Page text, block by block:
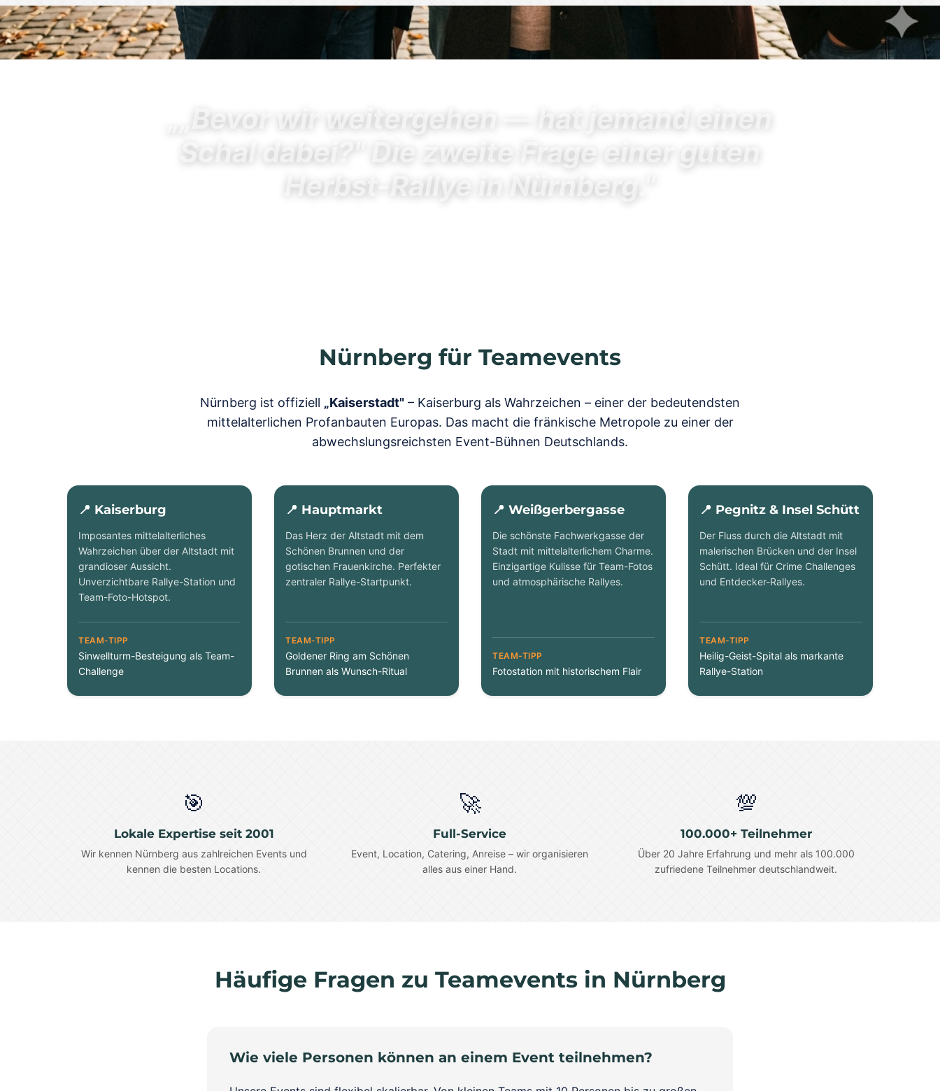
„„Bevor wir weitergehen — hat jemand einen
Schal dabei?" Die zweite Frage einer guten
Herbst-Rallye in Nürnberg."
Nürnberg für Teamevents
Nürnberg ist offiziell „Kaiserstadt" – Kaiserburg als Wahrzeichen – einer der bedeutendsten
mittelalterlichen Profanbauten Europas. Das macht die fränkische Metropole zu einer der
abwechslungsreichsten Event-Bühnen Deutschlands.
📍 Kaiserburg
Imposantes mittelalterliches
Wahrzeichen über der Altstadt mit
grandioser Aussicht.
Unverzichtbare Rallye-Station und
Team-Foto-Hotspot.
TEAM-TIPP
Sinwellturm-Besteigung als Team-
Challenge
📍 Hauptmarkt
Das Herz der Altstadt mit dem
Schönen Brunnen und der
gotischen Frauenkirche. Perfekter
zentraler Rallye-Startpunkt.
TEAM-TIPP
Goldener Ring am Schönen
Brunnen als Wunsch-Ritual
📍 Weißgerbergasse
Die schönste Fachwerkgasse der
Stadt mit mittelalterlichem Charme.
Einzigartige Kulisse für Team-Fotos
und atmosphärische Rallyes.
TEAM-TIPP
Fotostation mit historischem Flair
📍 Pegnitz & Insel Schütt
Der Fluss durch die Altstadt mit
malerischen Brücken und der Insel
Schütt. Ideal für Crime Challenges
und Entdecker-Rallyes.
TEAM-TIPP
Heilig-Geist-Spital als markante
Rallye-Station
🎯
Lokale Expertise seit 2001
Wir kennen Nürnberg aus zahlreichen Events und
kennen die besten Locations.
🚀
Full-Service
Event, Location, Catering, Anreise – wir organisieren
alles aus einer Hand.
💯
100.000+ Teilnehmer
Über 20 Jahre Erfahrung und mehr als 100.000
zufriedene Teilnehmer deutschlandweit.
Häufige Fragen zu Teamevents in Nürnberg
Wie viele Personen können an einem Event teilnehmen?